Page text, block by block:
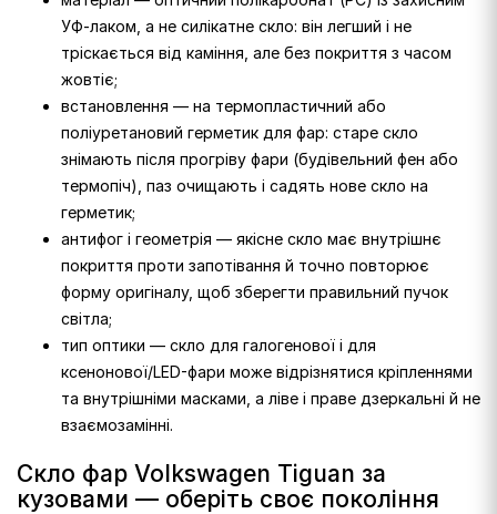
УФ-лаком, а не силікатне скло: він легший і не
тріскається від каміння, але без покриття з часом
жовтіє;
встановлення — на термопластичний або
поліуретановий герметик для фар: старе скло
знімають після прогріву фари (будівельний фен або
термопіч), паз очищають і садять нове скло на
герметик;
антифог і геометрія — якісне скло має внутрішнє
покриття проти запотівання й точно повторює
форму оригіналу, щоб зберегти правильний пучок
світла;
тип оптики — скло для галогенової і для
ксенонової/LED-фари може відрізнятися кріпленнями
та внутрішніми масками, а ліве і праве дзеркальні й не
взаємозамінні.
Скло фар Volkswagen Tiguan за
кузовами — оберіть своє покоління